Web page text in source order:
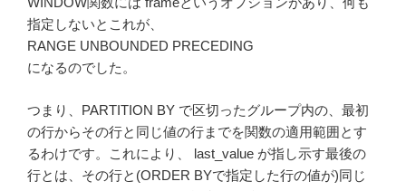
指定しないとこれが、
RANGE UNBOUNDED PRECEDING
になるのでした。
つまり、PARTITION BY で区切ったグループ内の、最初
の行からその行と同じ値の行までを関数の適用範囲とす
るわけです。これにより、 last_value が指し示す最後の
行とは、その行と(ORDER BYで指定した行の値が)同じ